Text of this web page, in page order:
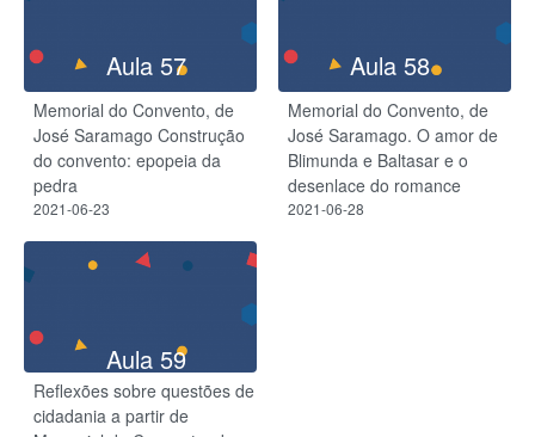
Aula 57
Memorial do Convento, de
José Saramago Construção
do convento: epopeia da
pedra
2021-06-23
Aula 58
Memorial do Convento, de
José Saramago. O amor de
Blimunda e Baltasar e o
desenlace do romance
2021-06-28
Aula 59
Reflexões sobre questões de
cidadania a partir de